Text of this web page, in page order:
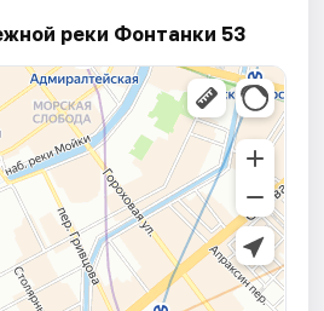
реки Фонтанки 53